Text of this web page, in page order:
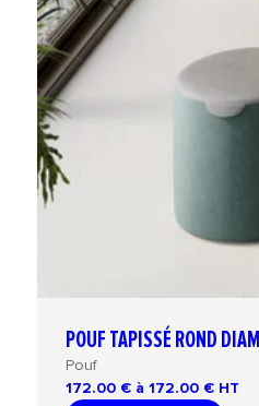
POUF TAPISSÉ ROND
Pouf
172.00 € à 172.00 € HT